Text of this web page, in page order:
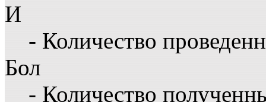
И
- Количество
Бол
- Количество